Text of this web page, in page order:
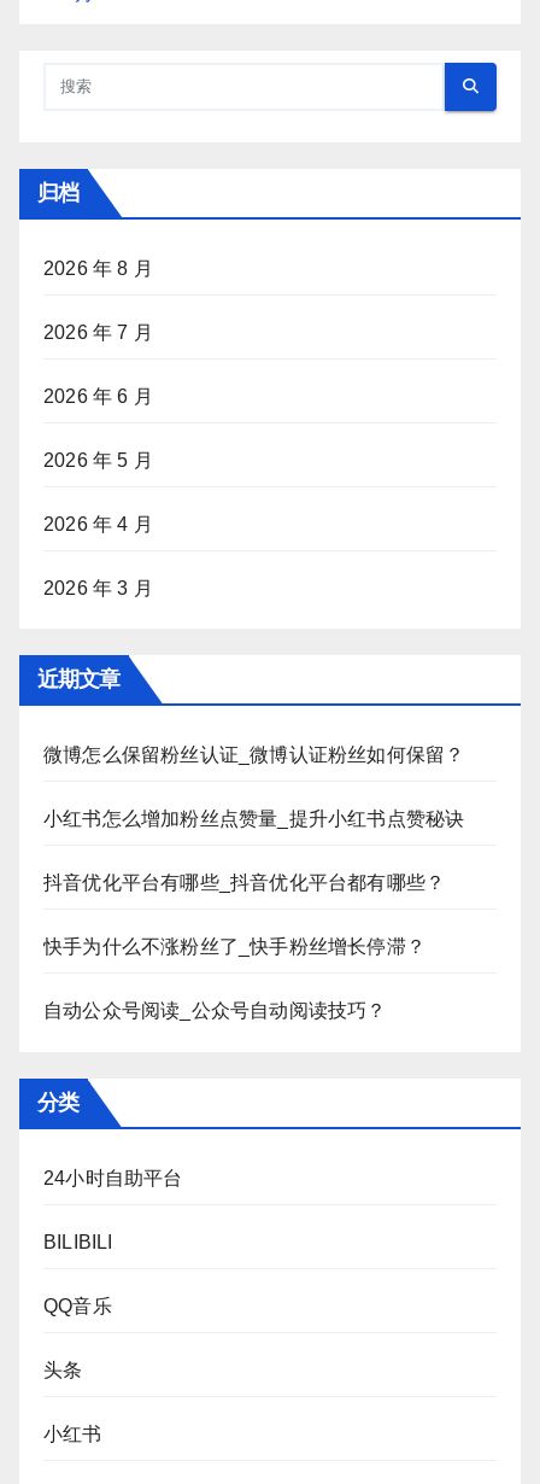
归档
2026 年 8 月
2026 年 7 月
2026 年 6 月
2026 年 5 月
2026 年 4 月
2026 年 3 月
近期文章
微博怎么保留粉丝认证_微博认证粉丝如何保留？
小红书怎么增加粉丝点赞量_提升小红书点赞秘诀
抖音优化平台有哪些_抖音优化平台都有哪些？
快手为什么不涨粉丝了_快手粉丝增长停滞？
自动公众号阅读_公众号自动阅读技巧？
分类
24小时自助平台
BILIBILI
QQ音乐
头条
小红书